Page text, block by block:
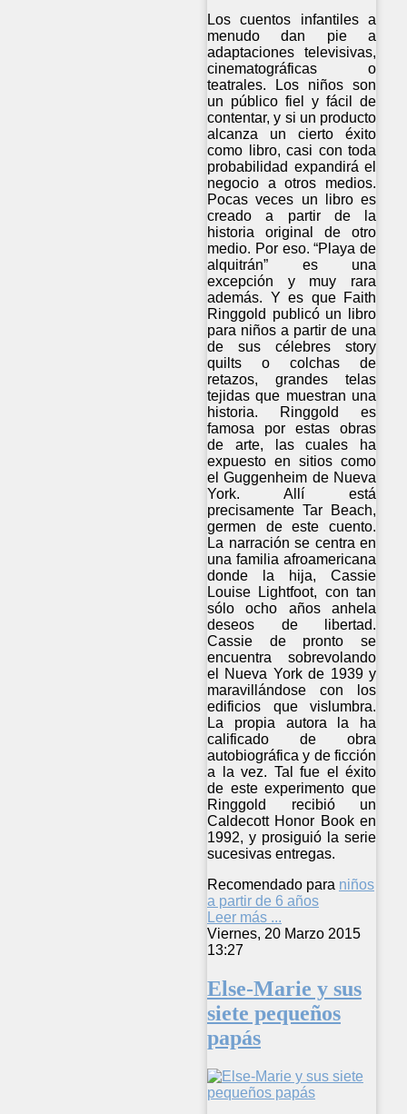
Los cuentos infantiles a
menudo dan pie a
adaptaciones televisivas,
cinematográficas o
teatrales. Los niños son
un público fiel y fácil de
contentar, y si un producto
alcanza un cierto éxito
como libro, casi con toda
probabilidad expandirá el
negocio a otros medios.
Pocas veces un libro es
creado a partir de la
historia original de otro
medio. Por eso. “Playa de
alquitrán” es una
excepción y muy rara
además. Y es que Faith
Ringgold publicó un libro
para niños a partir de una
de sus célebres story
quilts o colchas de
retazos, grandes telas
tejidas que muestran una
historia. Ringgold es
famosa por estas obras
de arte, las cuales ha
expuesto en sitios como
el Guggenheim de Nueva
York. Allí está
precisamente Tar Beach,
germen de este cuento.
La narración se centra en
una familia afroamericana
donde la hija, Cassie
Louise Lightfoot, con tan
sólo ocho años anhela
deseos de libertad.
Cassie de pronto se
encuentra sobrevolando
el Nueva York de 1939 y
maravillándose con los
edificios que vislumbra.
La propia autora la ha
calificado de obra
autobiográfica y de ficción
a la vez. Tal fue el éxito
de este experimento que
Ringgold recibió un
Caldecott Honor Book en
1992, y prosiguió la serie
sucesivas entregas.
Recomendado para niños
a partir de 6 años
Leer más ...
Viernes, 20 Marzo 2015
13:27
Else-Marie y sus
siete pequeños
papás